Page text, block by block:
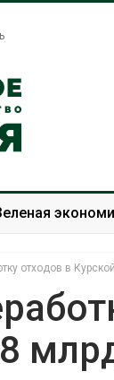
отходов в
сразу